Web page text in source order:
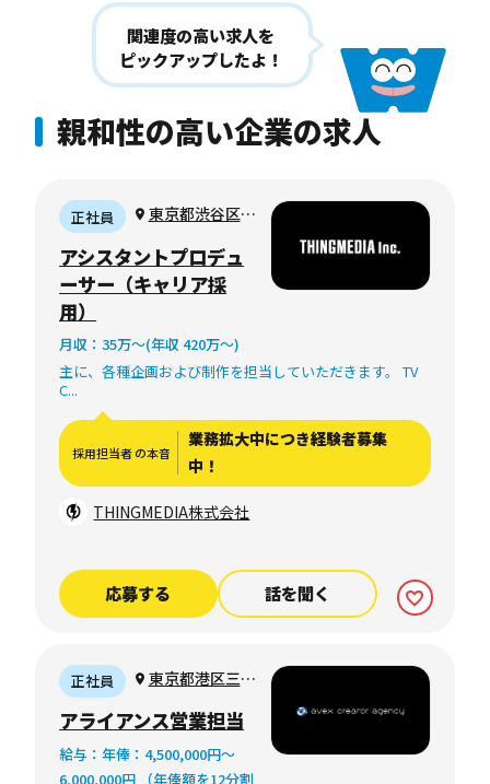
親和性の高い企業の求人
関連度の高い求人を
ピックアップしたよ！
正社員
東京都渋谷区神
アシスタントプロデュ
ーサー（キャリア採
用）
月収：35万〜(年収 420万〜)
主に、各種企画および制作を担当していただきます。 TV
C...
採用担当者 の本音
業務拡大中につき経験者募集
中！
THINGMEDIA株式会社
応募する 話を聞く
正社員
東京都港区三田
1-4-1 住友不動産
麻布十番ビル
アライアンス営業担当
給与：年俸：4,500,000円～
6,000,000円 （年俸額を12分割